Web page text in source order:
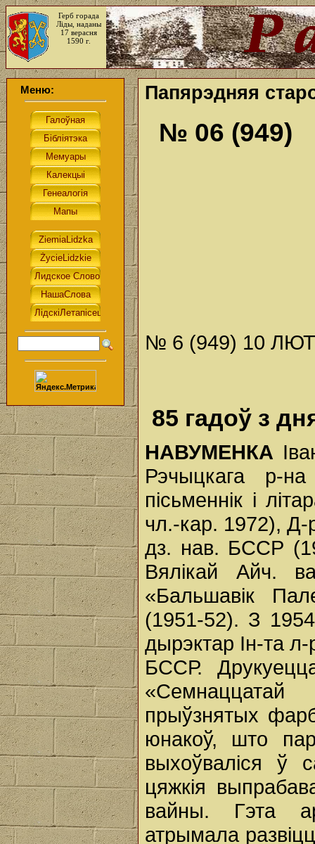
Герб горада
Ліды, наданы
17 верасня
1590 г.
Меню: Папярэдняя
№ 06 (949)
№ 6 (949) 10
85 гадоў з
НАВУМЕНКА
Рэчыцкага р-
пісьменнік і
чл.-кар. 1972),
дз. нав. БССР
Вялікай Айч.
«Бальшавік
(1951-52). З
дырэктар Ін-та
БССР.
прыўзнятых
юнакоў, што
выхоўваліся ў
цяжкія
вайны. Гэта
атрымала